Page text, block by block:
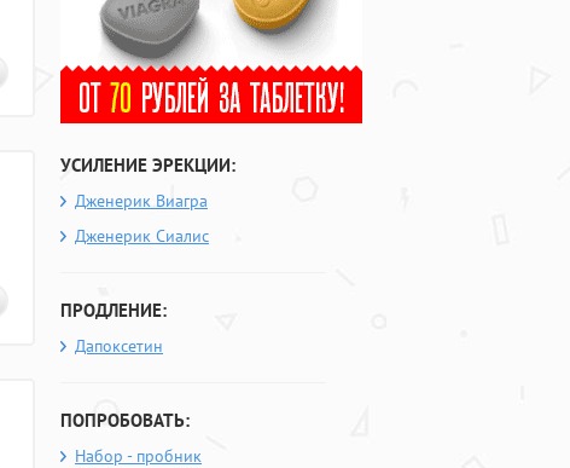
УСИЛЕНИЕ ЭРЕКЦИИ:
Дженерик Виагра
Дженерик Сиалис
ПРОДЛЕНИЕ:
Дапоксетин
ПОПРОБОВАТЬ:
Набор - пробник